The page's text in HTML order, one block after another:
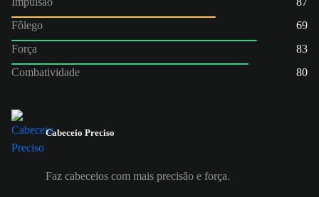
Fôlego
69
Força
83
Combatividade
80
Cabeceio Preciso
Faz cabeceios com mais precisão e força.